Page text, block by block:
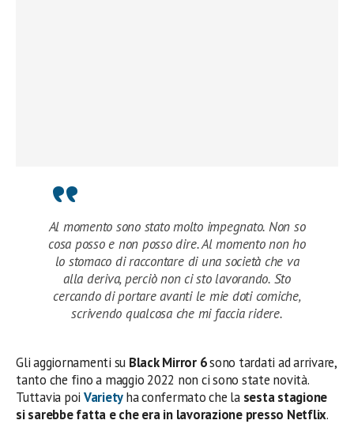
Al momento sono stato molto impegnato. Non so
cosa posso e non posso dire. Al momento non ho
lo stomaco di raccontare di una società che va
alla deriva, perciò non ci sto lavorando. Sto
cercando di portare avanti le mie doti comiche,
scrivendo qualcosa che mi faccia ridere.
Gli aggiornamenti su Black Mirror 6sono tardati ad arrivare,
tanto che fino a maggio 2022 non ci sono state novità.
Tuttavia poi Varietyha confermato che la sesta stagione
si sarebbe fatta e che era in lavorazione presso Netflix.